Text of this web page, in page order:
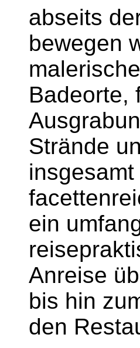
abseits
bewegen
Badeorte,
Strände
ein
Anreise
bis hin
den